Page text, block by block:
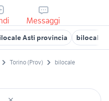
Messaggi
Asti provincia bilocali
Torino (Prov) bilocale